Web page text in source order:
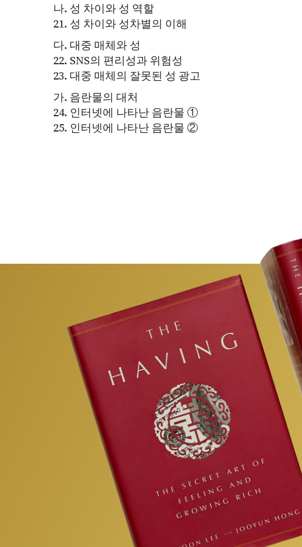
나. 성 차이와 성 역할
21. 성 차이와 성차별의 이해
다. 대중 매체와 성
22. SNS의 편리성과 위험성
23. 대중 매체의 잘못된 성 광고
가. 음란물의 대처
24. 인터넷에 나타난 음란물 ①
25. 인터넷에 나타난 음란물 ②